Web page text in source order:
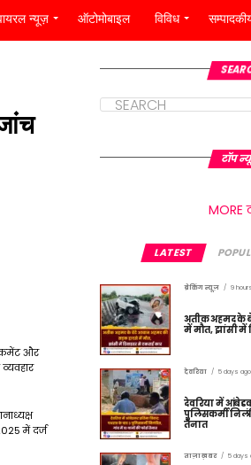
न्यूज़ ऑटोमोबाइल विविध
कमेंट और
में दर्ज
टॉप
MORE
LATEST
ब्रेकिंग न्यूज़ 9
अतीक अहमद के
में मौत, झांसी में
देवरिया 5 days ago
देवरिया में
पुलिसकर्मी
तैनात
ताज़ा ख़बर 5 days